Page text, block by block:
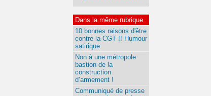
Dans la même rubrique
10 bonnes raisons d'être
contre la CGT !! Humour
satirique
Non à une métropole
bastion de la
construction
d’armement !
Communiqué de presse